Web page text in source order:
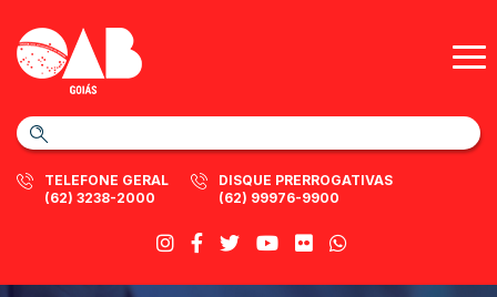
TELEFONE GERAL
(62) 3238-2000
DISQUE PRERROGATIVAS
(62) 99976-9900